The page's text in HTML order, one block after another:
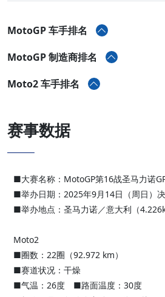
MotoGP 车手排名
MotoGP 制造商排名
Moto2 车手排名
赛事数据
■大赛名称：MotoGP第16战圣马力诺
■举办日期：2025年9月14日（周日）
■举办地点：圣马力诺／意大利（
Moto2
■圈数：22圈（92.972 km）
■赛道状况：干燥
■气温：26度 ■路面温度：30度